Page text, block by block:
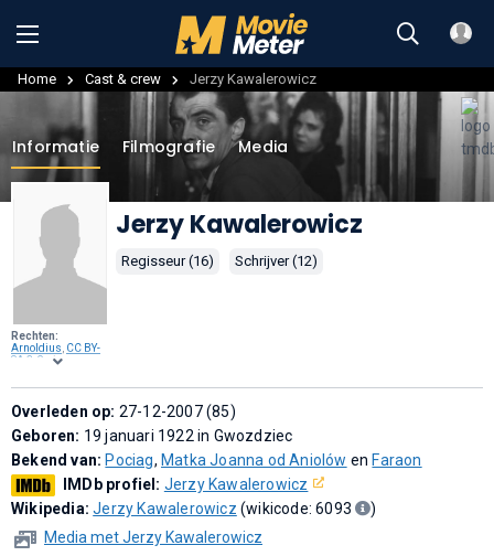
Home Cast & crew Jerzy Kawalerowicz
Rechten:
Arnoldius, CC BY-
SA 3.0 , via
Commons.
Informatie Filmografie Media
Jerzy Kawalerowicz
Regisseur (16) Schrijver (12)
Overleden op: 27-12-2007 (85)
Geboren: 19 januari 1922 in Gwozdziec
Bekend van: Pociag, Matka Joanna od Aniolów en Faraon
IMDb profiel: Jerzy Kawalerowicz
Wikipedia:Jerzy Kawalerowicz (wikicode: 6093
)
Media met Jerzy Kawalerowicz